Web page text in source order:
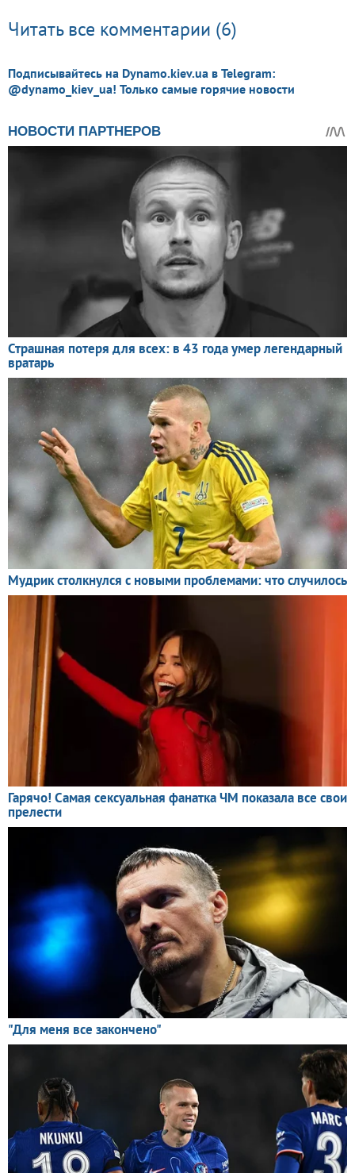
Читать все комментарии (6)
Подписывайтесь на Dynamo.kiev.ua в Telegram:
@dynamo_kiev_ua! Только самые горячие новости